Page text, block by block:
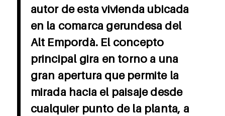
autor de esta vivienda ubicada
en la comarca gerundesa del
Alt Empordà. El concepto
principal gira en torno a una
gran apertura que permite la
mirada hacia el paisaje desde
cualquier punto de la planta, a